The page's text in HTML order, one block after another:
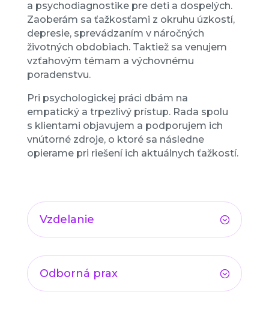
a psychodiagnostike pre deti a dospelých.
Zaoberám sa ťažkosťami z okruhu úzkostí,
depresie, sprevádzaním v náročných
životných obdobiach. Taktiež sa venujem
vzťahovým témam a výchovnému
poradenstvu.
Pri psychologickej práci dbám na
empatický a trpezlivý prístup. Rada spolu
s klientami objavujem a podporujem ich
vnútorné zdroje, o ktoré sa následne
opierame pri riešení ich aktuálnych ťažkostí.
Vzdelanie
Odborná prax